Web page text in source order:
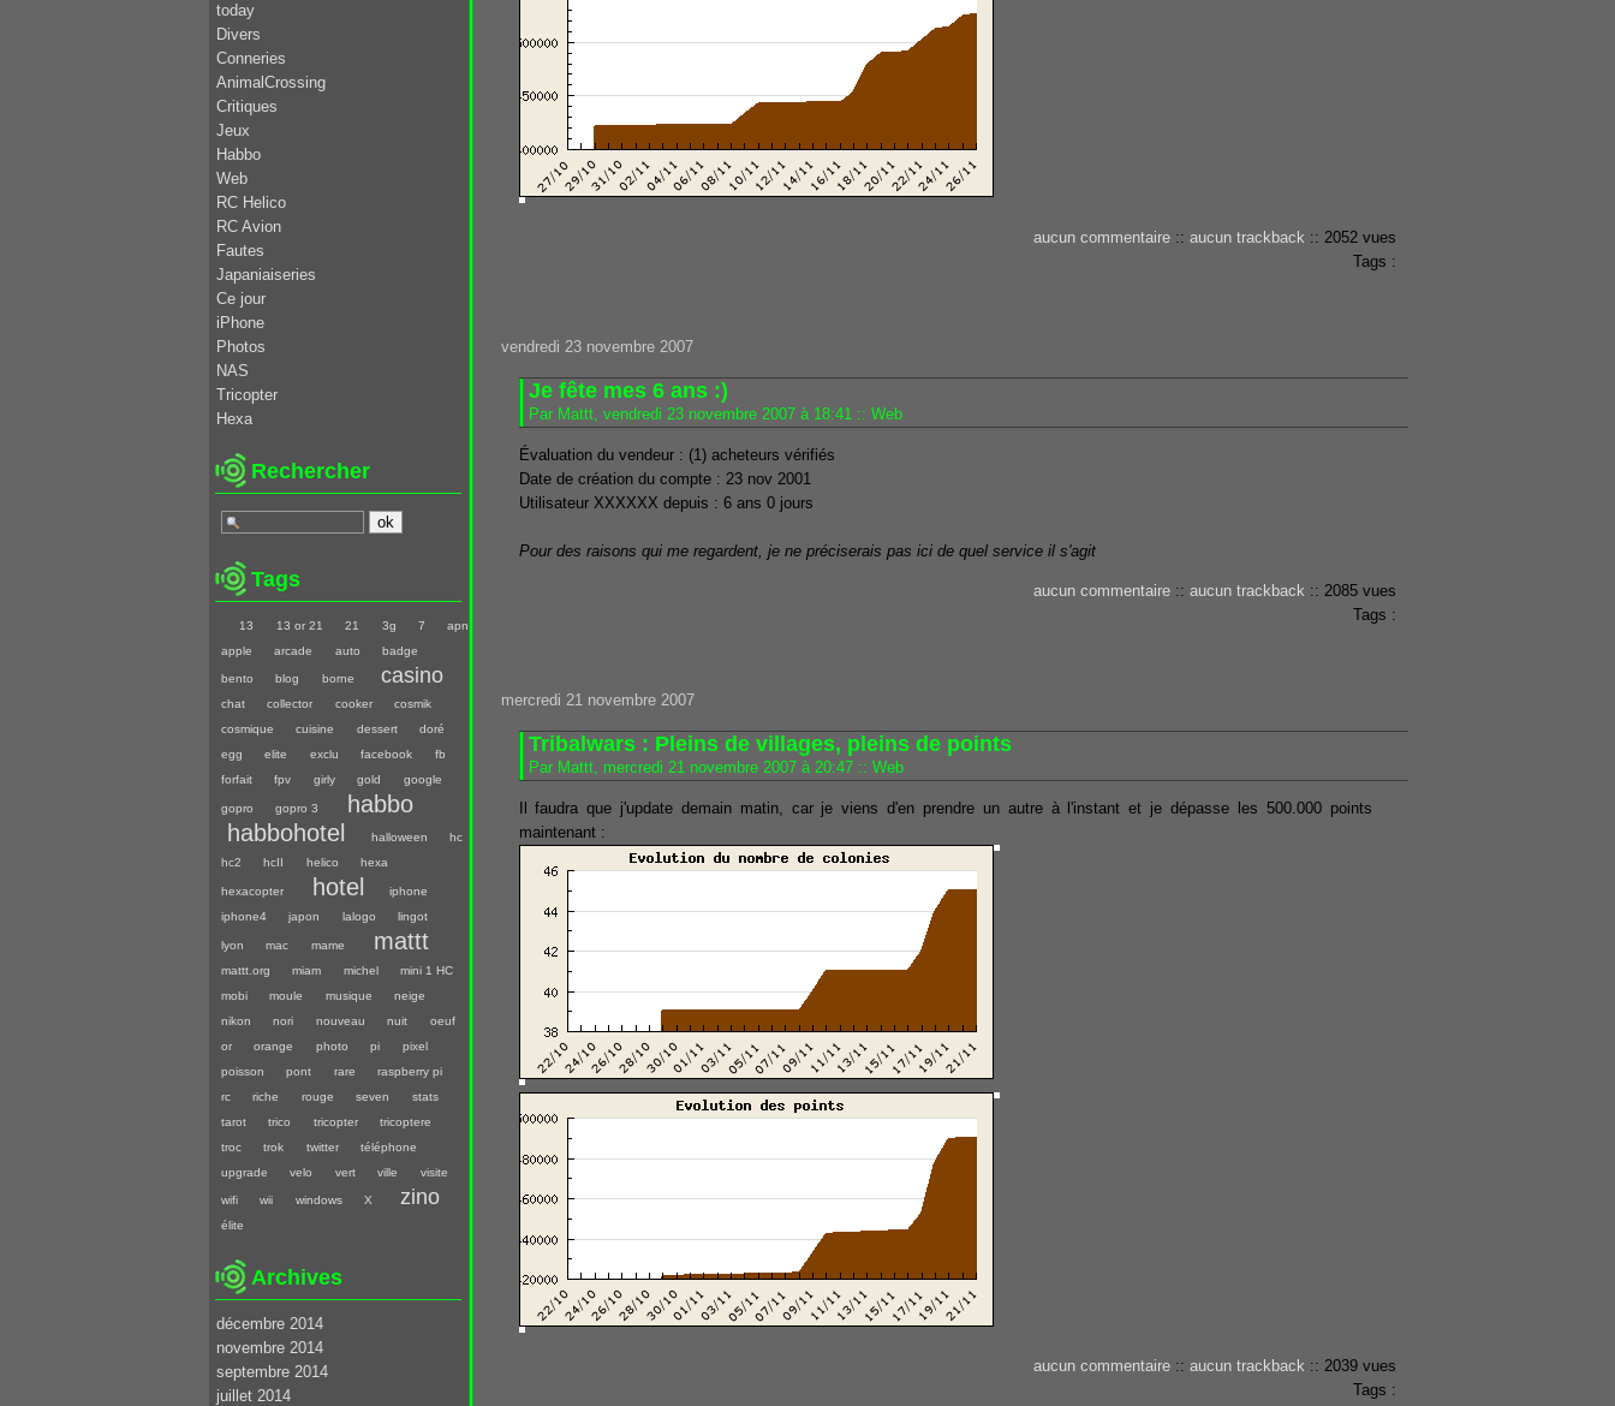
aucun commentaire :: aucun trackback :: 2052 vues
Tags :
vendredi 23 novembre 2007
Je fête mes 6 ans :)
Par Mattt, vendredi 23 novembre 2007 à 18:41 :: Web
Évaluation du vendeur : (1) acheteurs vérifiés
Date de création du compte : 23 nov 2001
Utilisateur XXXXXX depuis : 6 ans 0 jours
Pour des raisons qui me regardent, je ne préciserais pas ici de quel service il s'agit
aucun commentaire :: aucun trackback :: 2085 vues
Tags :
mercredi 21 novembre 2007
Tribalwars : Pleins de villages, pleins de points
Par Mattt, mercredi 21 novembre 2007 à 20:47 :: Web
Il faudra que j'update demain matin, car je viens d'en prendre un autre à l'instant et je dépasse les 500.000 points
maintenant :
aucun commentaire :: aucun trackback :: 2039 vues
Tags :
today
Divers
Conneries
AnimalCrossing
Critiques
Jeux
Habbo
Web
RC Helico
RC Avion
Fautes
Japaniaiseries
Ce jour
iPhone
Photos
NAS
Tricopter
Hexa
Rechercher
Tags
13 13 or 21 21 3g 7
apn
apple
arcade auto badge
bento blog borne casino
chat collector cooker
cosmik
cosmique
cuisine dessert
doré
egg
elite exclu facebook
fb
forfait
fpv girly gold google
gopro gopro 3
habbo
habbohotel
halloween
hc
hc2
hcII helico hexa
hexacopter hotel
iphone
iphone4
japon lalogo lingot
lyon mac mame mattt
mattt.org miam michel
mini 1 HC
mobi
moule musique
neige
nikon
nori nouveau nuit
oeuf
or
orange photo pi
pixel
poisson
pont rare
raspberry pi
rc
riche rouge seven
stats
tarot
trico tricopter
tricoptere
troc
trok twitter
téléphone
upgrade
velo vert ville visite
wifi wii windows X zino
élite
Archives
décembre 2014
novembre 2014
septembre 2014
juillet 2014